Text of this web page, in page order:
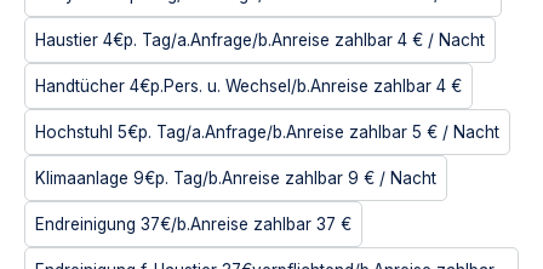
Haustier 4€p. Tag/a.Anfrage/b.Anreise zahlbar 4 € / Nacht
Handtücher 4€p.Pers. u. Wechsel/b.Anreise zahlbar 4 €
Hochstuhl 5€p. Tag/a.Anfrage/b.Anreise zahlbar 5 € / Nacht
Klimaanlage 9€p. Tag/b.Anreise zahlbar 9 € / Nacht
Endreinigung 37€/b.Anreise zahlbar 37 €